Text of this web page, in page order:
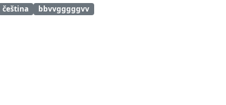
čeština bbvvgggggvv